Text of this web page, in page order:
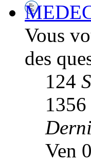
Vous
des
124
1356
Ven